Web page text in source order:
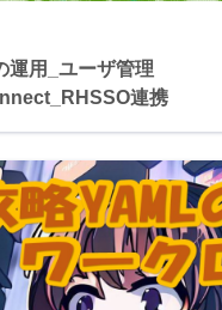
運用_ユーザ管理
連携